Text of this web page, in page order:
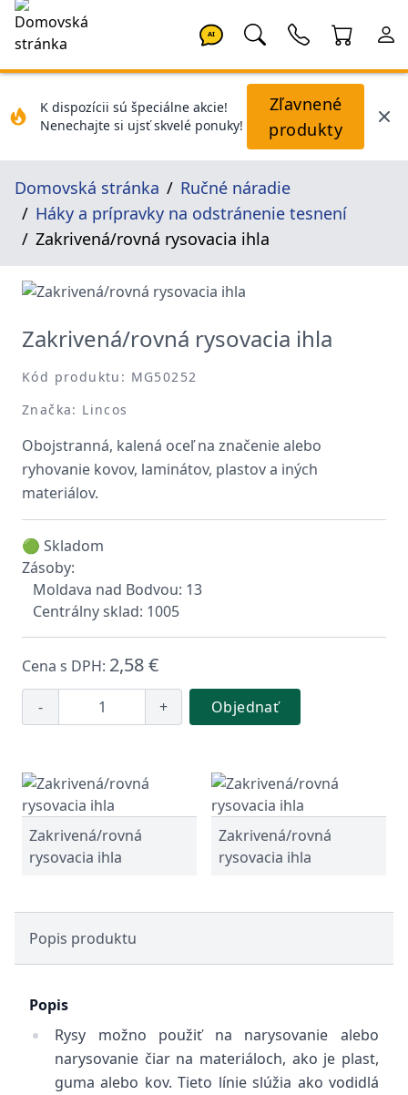
AI
K dispozícii sú špeciálne akcie!
Nenechajte si ujsť skvelé ponuky!
Zľavnené
produkty
Domovská stránka
Ručné náradie
Háky a prípravky na odstránenie tesnení
Zakrivená/rovná rysovacia ihla
Zakrivená/rovná rysovacia ihla
Kód produktu: MG50252
Značka: Lincos
Obojstranná, kalená oceľ na značenie alebo
ryhovanie kovov, laminátov, plastov a iných
materiálov.
🟢 Skladom
Zásoby:
Moldava nad Bodvou: 13
Centrálny sklad: 1005
Cena s DPH: 2,58 €
- + Objednať
Zakrivená/rovná
rysovacia ihla
Zakrivená/rovná
rysovacia ihla
Popis produktu
Popis
Rysy možno použiť na narysovanie alebo
narysovanie čiar na materiáloch, ako je plast,
guma alebo kov. Tieto línie slúžia ako vodidlá